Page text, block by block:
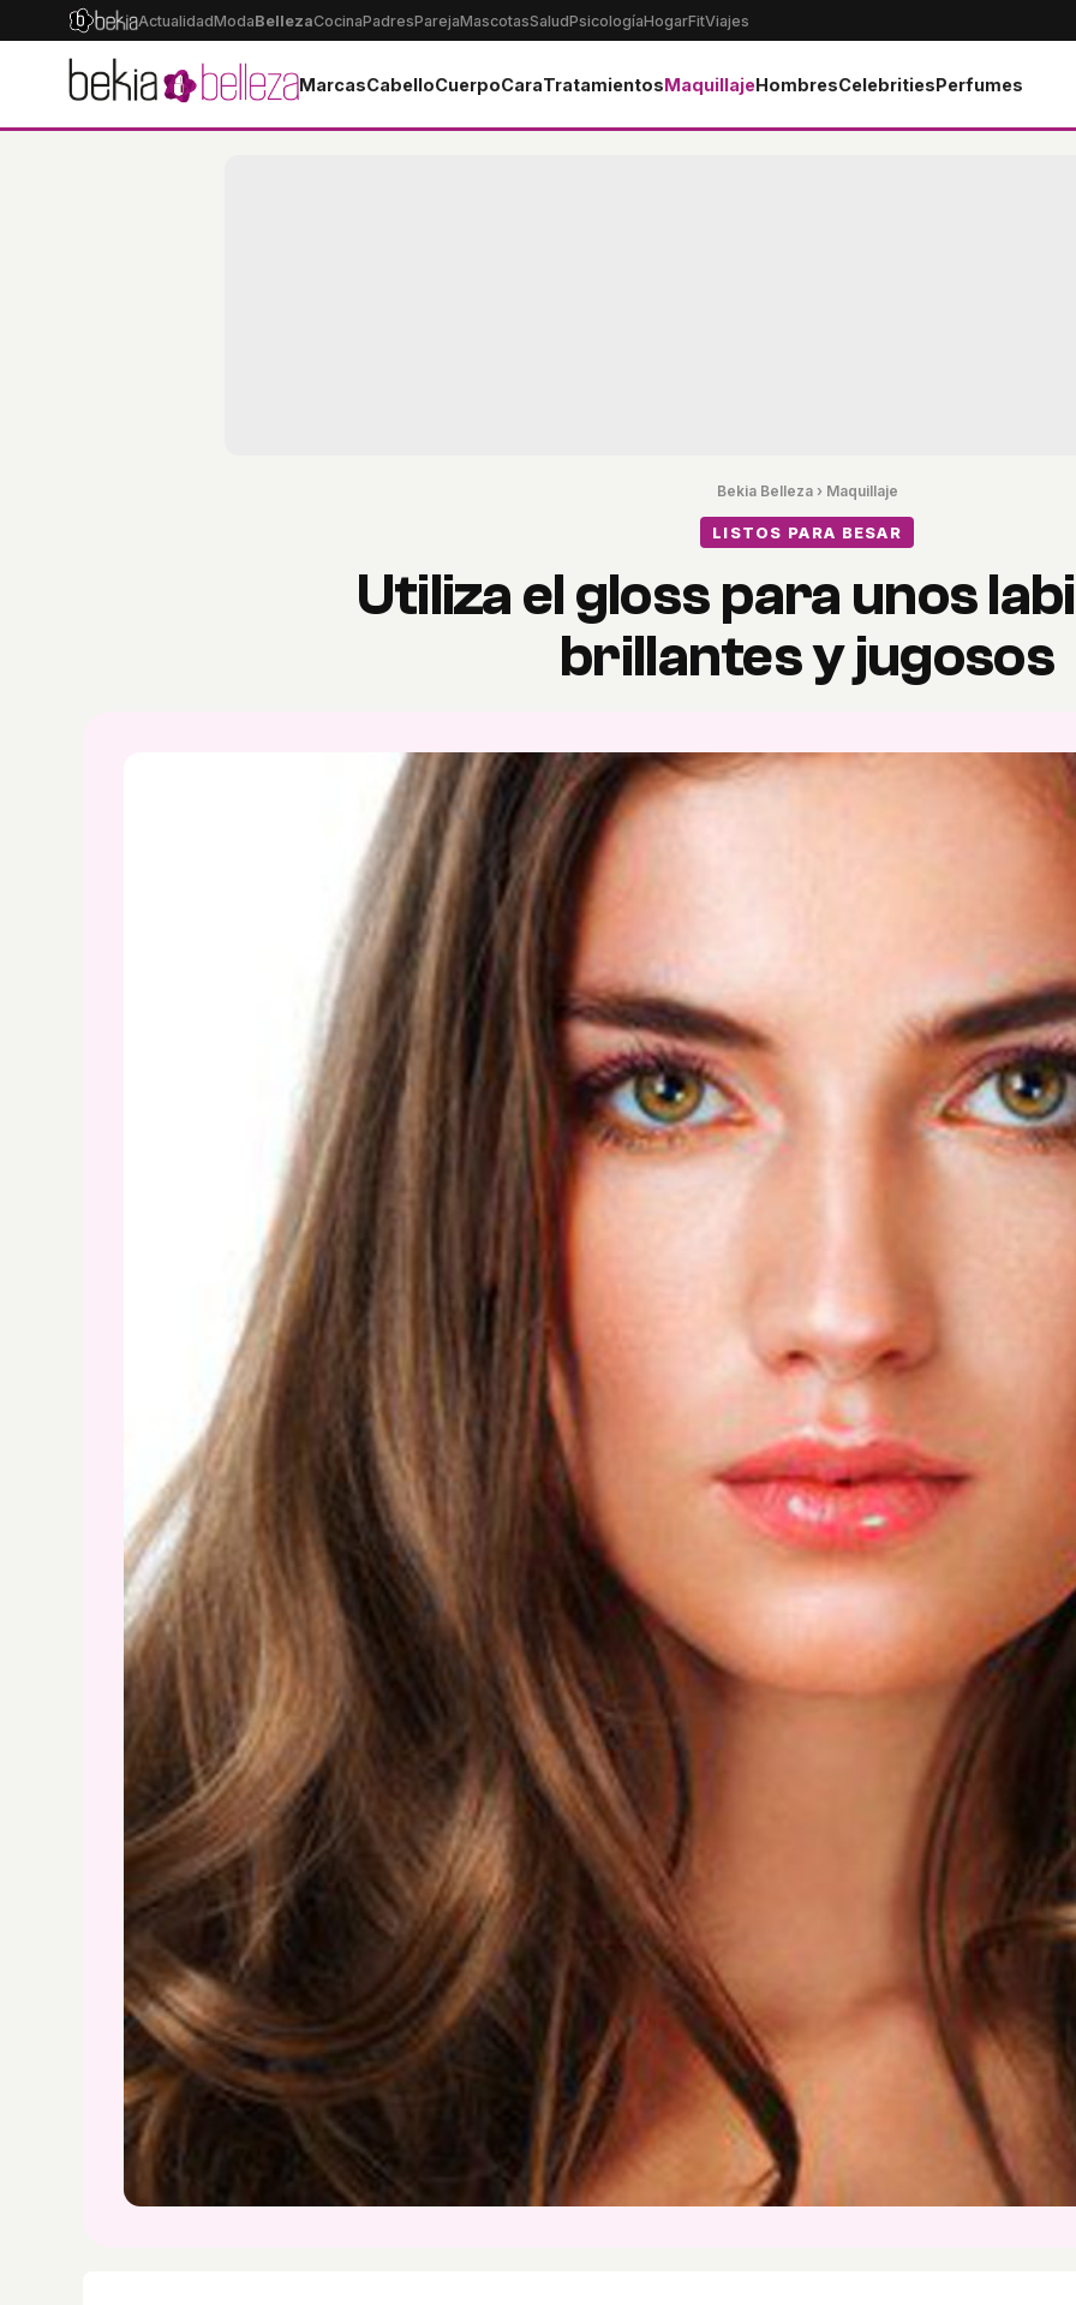
ActualidadModaBellezaCocinaPadresParejaMascotasSaludPsicologíaHogarFitViajes
MarcasCabelloCuerpoCaraTratamientosMaquillajeHombresCelebritiesPerfumes
Bekia Belleza› Maquillaje
LISTOS PARA BESAR
Utiliza el gloss para unos
brillantes y jugosos